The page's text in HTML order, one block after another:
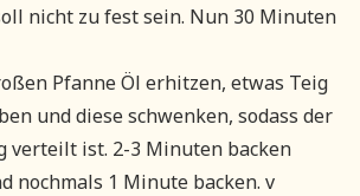
nicht zu fest sein. Nun 30 Minuten
Pfanne Öl erhitzen, etwas Teig
und diese schwenken, sodass der
verteilt ist. 2-3 Minuten backen
nochmals 1 Minute backen. v